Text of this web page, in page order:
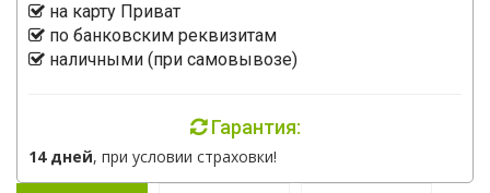
на карту Приват
по банковским реквизитам
наличными (при самовывозе)
Гарантия:
14 дней, при условии страховки!